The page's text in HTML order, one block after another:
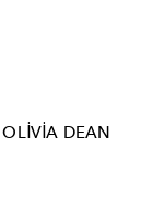
OLIVIA DEAN